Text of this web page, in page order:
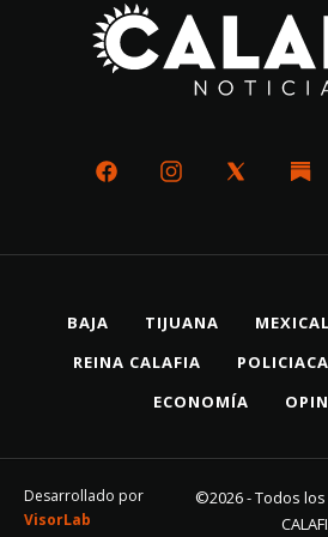
BAJA TIJUANA
REINA CALAFIA
POLICIACA
ECONOMÍA
Desarrollado por
VisorLab
©2026 - Todos